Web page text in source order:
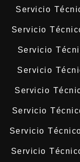
Servicio
Servicio
Servicio
Servicio
Servicio
Servicio
Servicio
Servicio